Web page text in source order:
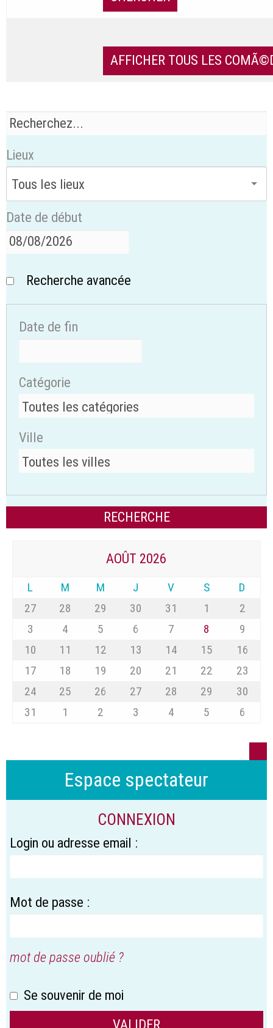
Lieux
Date de début
Recherche avancée
Date de fin
Catégorie
Ville
AOÛT 2026
L M M J V S
D
27
28 29 30 31 1
2
3
4 5 6 7 8
9
10
11 12 13 14 15
16
17
18 19 20 21 22
23
24
25 26 27 28 29
30
31
1 2 3 4 5 6
Espace spectateur
CONNEXION
Login ou adresse email :
Mot de passe :
mot de passe oublié ?
Se souvenir de moi